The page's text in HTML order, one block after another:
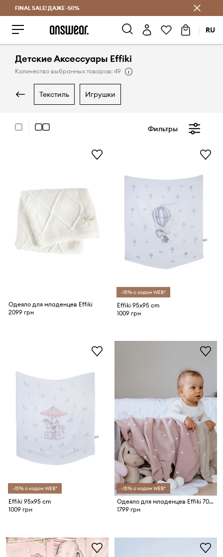
FINAL SALE! ДАЖЕ -50%
RU
Детские Аксессуары Effiki
Количество выбранных товаров: 49
текстиль игрушки
Фильтры
Одеяло для младенцев Effiki
2099 грн
-15% с кодом WEB*
Effiki 95x95 cm
1009 грн
-15% с кодом WEB*
Effiki 95x95 cm
1009 грн
-15% с кодом WEB*
Одеяло для младенцев Effiki 70x100
1799 грн